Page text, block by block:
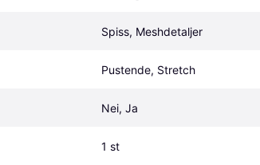
Spiss, Meshdetaljer
Pustende, Stretch
Nei, Ja
1 st